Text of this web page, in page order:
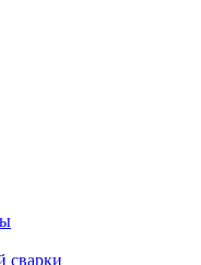
сварки